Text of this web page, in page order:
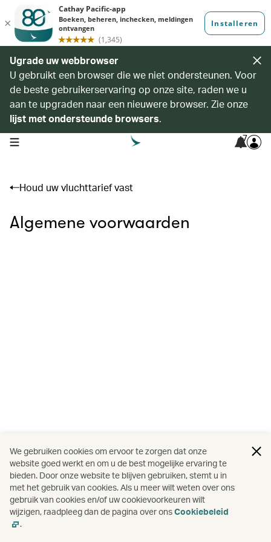
Ugrade uw webbrowser
U gebruikt een browser die we niet ondersteunen. Voor
de beste gebruikerservaring op onze site, raden we u
aan te upgraden naar een nieuwere browser. Zie onze
lijst met ondersteunde browsers.
open navigation menu 7
Houd uw vluchttarief vast
Algemene voorwaarden
We gebruiken cookies om ervoor te zorgen dat onze
website goed werkt en om u de best mogelijke ervaring te
bieden. Door onze website te blijven gebruiken, stemt u in
met het gebruik van cookies. Als u meer wilt weten over ons
gebruik van cookies en/of uw cookievoorkeuren wilt
wijzigen, raadpleeg dan de pagina over onsCookiebeleid
.